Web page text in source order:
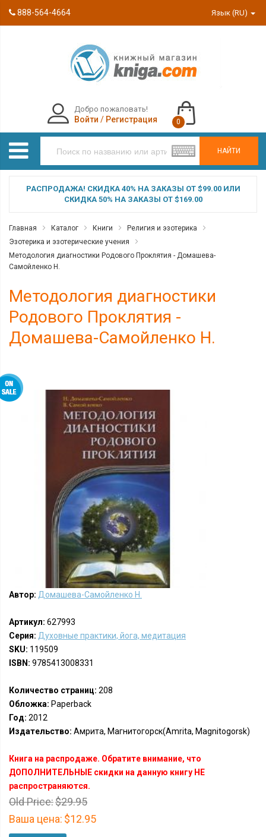
888-564-4664 Язык (RU)
НАЙТИ
Добро пожаловать!
Войти / Регистрация 0
РАСПРОДАЖА! СКИДКА 40% НА ЗАКАЗЫ ОТ $99.00 ИЛИ
СКИДКА 50% НА ЗАКАЗЫ ОТ $169.00
Главная Каталог Книги
Религия и эзотерика
Эзотерика и эзотерические учения
Методология диагностики Родового Проклятия - Домашева-
Самойленко Н.
Методология диагностики
Родового Проклятия -
Домашева-Самойленко Н.
Автор: Домашева-Самойленко Н.
Артикул: 627993
Серия: Духовные практики, йога, медитация
SKU: 119509
ISBN: 9785413008331
Количество страниц: 208
Обложка: Paperback
Год: 2012
Издательство: Амрита, Магнитогорск(Amrita, Magnitogorsk)
Книга на распродаже. Обратите внимание, что
ДОПОЛНИТЕЛЬНЫЕ скидки на данную книгу НЕ
распространяются.
Old Price:$29.95
Ваша цена: $12.95